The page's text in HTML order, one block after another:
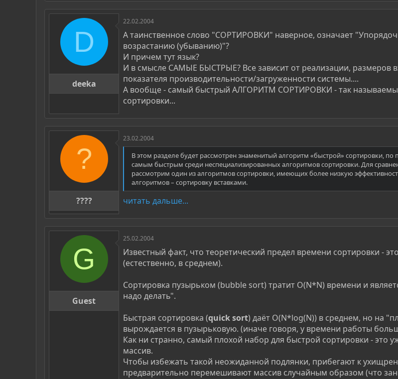
D
deeka
22.02.2004
А таинственное слово "СОРТИРОВКИ" наверное, означает
возрастанию (убыванию)"?
И причем тут язык?
И в смысле САМЫЕ БЫСТРЫЕ? Все зависит от реализации, размеров
показателя производительности/загруженности системы....
А вообще - самый быстрый АЛГОРИТМ СОРТИРОВКИ - так
сортировки...
?
????
23.02.2004
В этом разделе будет рассмотрен знаменитый алгоритм «быстрой» сортировки,
самым быстрым среди неспециализированных алгоритмов сортировки. Для
рассмотрим один из алгоритмов сортировки, имеющих более низкую
алгоритмов – сортировку вставками.
читать дальше...
G
Guest
25.02.2004
Известный факт, что теоретический предел времени сортировки -
(естественно, в среднем).
Сортировка пузырьком (bubble sort) тратит O(N*N) времени и
надо делать".
Быстрая сортировка (quick sort) даёт O(N*log(N)) в среднем, но на
вырождается в пузырьковую. (иначе говоря, у времени работы
Как ни странно, самый плохой набор для быстрой сортировки - это
массив.
Чтобы избежать такой неожиданной подлянки, прибегают к
предварительно перемешивают массив случайным образом (что